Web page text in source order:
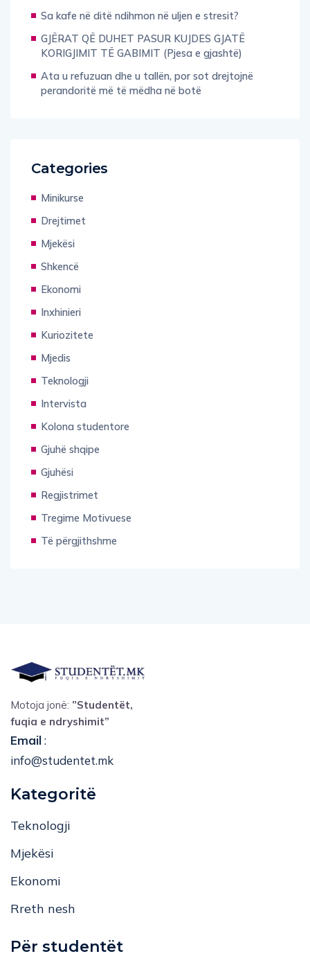
Sa kafe në ditë ndihmon në uljen e stresit?
GJËRAT QË DUHET PASUR KUJDES GJATË
KORIGJIMIT TË GABIMIT (Pjesa e gjashtë)
Ata u refuzuan dhe u tallën, por sot drejtojnë
perandoritë më të mëdha në botë
Categories
Minikurse
Drejtimet
Mjekësi
Shkencë
Ekonomi
Inxhinieri
Kuriozitete
Mjedis
Teknologji
Intervista
Kolona studentore
Gjuhë shqipe
Gjuhësi
Regjistrimet
Tregime Motivuese
Të përgjithshme
Motoja jonë: ”Studentët,
fuqia e ndryshimit”
Email:
info@studentet.mk
Kategoritë
Teknologji
Mjekësi
Ekonomi
Rreth nesh
Për studentët